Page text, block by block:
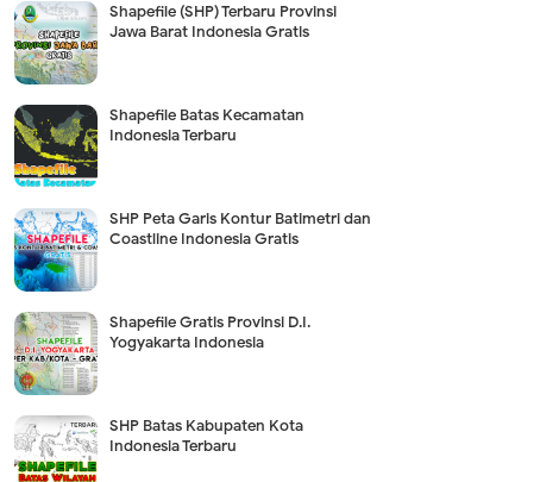
Shapefile (SHP) Terbaru Provinsi
Jawa Barat Indonesia Gratis
Shapefile Batas Kecamatan
Indonesia Terbaru
SHP Peta Garis Kontur Batimetri dan
Coastline Indonesia Gratis
Shapefile Gratis Provinsi D.I.
Yogyakarta Indonesia
SHP Batas Kabupaten Kota
Indonesia Terbaru